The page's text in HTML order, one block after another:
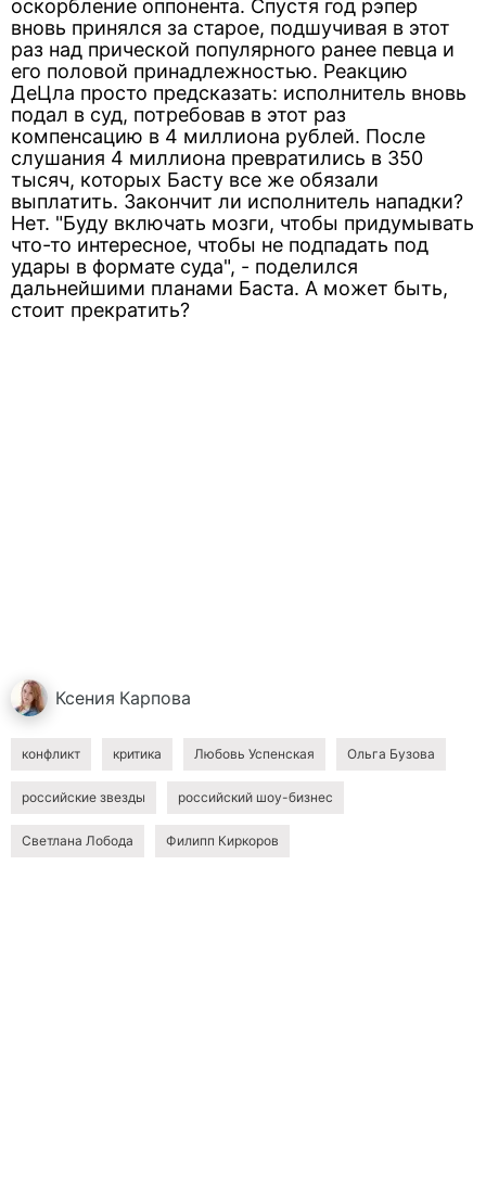
оскорбление оппонента. Спустя год рэпер
вновь принялся за старое, подшучивая в этот
раз над прической популярного ранее певца и
его половой принадлежностью. Реакцию
ДеЦла просто предсказать: исполнитель вновь
подал в суд, потребовав в этот раз
компенсацию в 4 миллиона рублей. После
слушания 4 миллиона превратились в 350
тысяч, которых Басту все же обязали
выплатить. Закончит ли исполнитель нападки?
Нет. "Буду включать мозги, чтобы придумывать
что-то интересное, чтобы не подпадать под
удары в формате суда", - поделился
дальнейшими планами Баста. А может быть,
стоит прекратить?
Ксения Карпова
конфликт критика Любовь Успенская Ольга Бузова
российские звезды российский шоу-бизнес
Светлана Лобода Филипп Киркоров